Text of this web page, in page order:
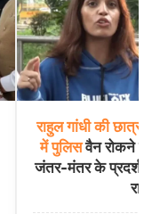
राहुल गांधी की छात्रों
में पुलिसवैन रोकने
जंतर-मंतर के
राज